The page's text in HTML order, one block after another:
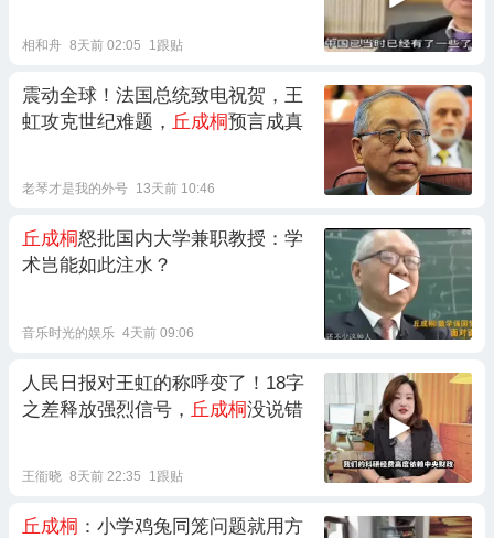
相和舟 8天前 02:05 1跟贴
震动全球！法国总统致电祝贺，王
虹攻克世纪难题， 丘成桐预言成真
老琴才是我的外号 13天前 10:46
丘成桐怒批国内大学兼职教授：学
术岂能如此注水？
音乐时光的娱乐 4天前 09:06
人民日报对王虹的称呼变了！18字
之差释放强烈信号， 丘成桐没说错
王衜晓 8天前 22:35 1跟贴
丘成桐 ：小学鸡兔同笼问题就用方